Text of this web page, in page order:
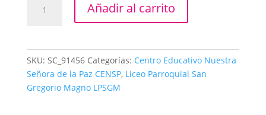
cantidad
Añadir al carrito
SKU: SC_91456 Categorías: Centro Educativo Nuestra
Señora de la Paz CENSP, Liceo Parroquial San
Gregorio Magno LPSGM